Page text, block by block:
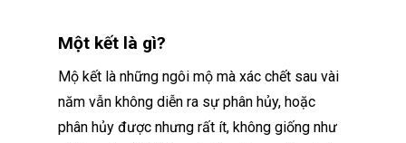
Một kết là gì?
Mộ kết là những ngôi mộ mà xác chết sau vài
năm vẫn không diễn ra sự phân hủy, hoặc
phân hủy được nhưng rất ít, không giống như